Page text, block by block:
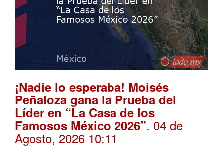
¡Nadie lo esperaba! Moisés
Peñaloza gana la Prueba del
Líder en “La Casa de los
Famosos México 2026”. 04 de
Agosto, 2026 10:11